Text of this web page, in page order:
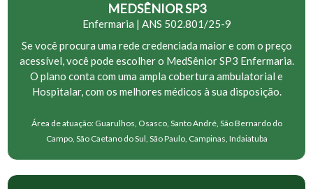
MEDSÊNIOR SP3
Enfermaria | ANS 502.801/25-9
Se você procura uma rede credenciada maior e com o preço
acessível, você pode escolher o MedSênior SP3 Enfermaria.
O plano conta com uma ampla cobertura ambulatorial e
Hospitalar, com os melhores médicos à sua disposição.
Área de atuação: Guarulhos, Osasco, Santo André, São Bernardo do
Campo, São Caetano do Sul, São Paulo, Campinas, Indaiatuba